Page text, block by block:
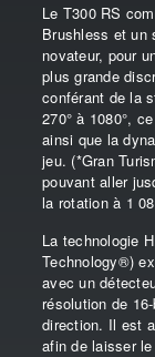
Le T300 RS
Brushless et un
novateur, pour
plus grande
conférant de la
270° à 1080°,
ainsi que la
jeu. (*Gran
pouvant aller
la rotation à 1
La technologie
Technology®)
avec un
résolution de
direction. Il est
afin de laisser